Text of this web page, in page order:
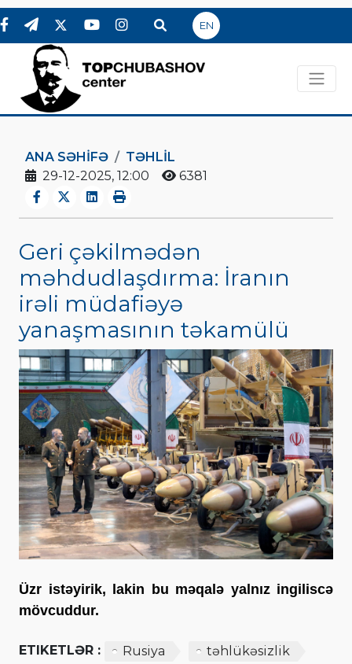
EN
ANA SƏHIFƏ
TƏHLİL
29-12-2025, 12:00
6381
Geri çəkilmədən
məhdudlaşdırma: İranın
irəli müdafiəyə
yanaşmasının təkamülü
Üzr istəyirik, lakin bu məqalə yalnız ingiliscə
mövcuddur.
ETIKETLƏR : Rusiya
təhlükəsizlik